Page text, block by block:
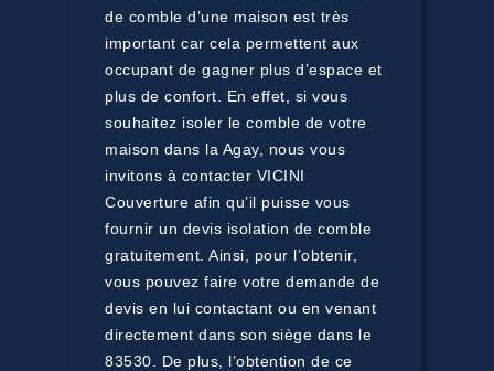
de comble d’une maison est très
important car cela permettent aux
occupant de gagner plus d’espace et
plus de confort. En effet, si vous
souhaitez isoler le comble de votre
maison dans la Agay, nous vous
invitons à contacter VICINI
Couverture afin qu’il puisse vous
fournir un devis isolation de comble
gratuitement. Ainsi, pour l’obtenir,
vous pouvez faire votre demande de
devis en lui contactant ou en venant
directement dans son siège dans le
83530. De plus, l’obtention de ce